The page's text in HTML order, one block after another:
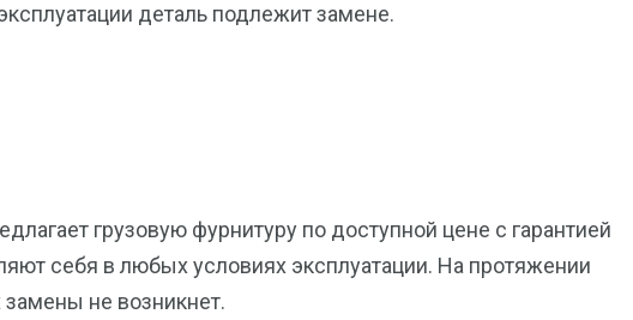
деталь подлежит замене.
грузовую фурнитуру по доступной цене с гарантией
себя в любых условиях эксплуатации. На протяжении
не возникнет.